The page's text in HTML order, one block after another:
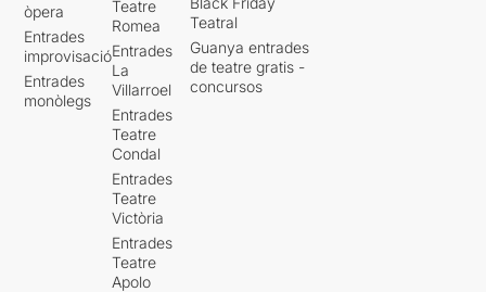
òpera
Entrades
improvisació
Entrades
monòlegs
Teatre
Romea
Entrades
La
Villarroel
Entrades
Teatre
Condal
Entrades
Teatre
Victòria
Entrades
Teatre
Apolo
Teatral
Guanya entrades
de teatre gratis -
concursos